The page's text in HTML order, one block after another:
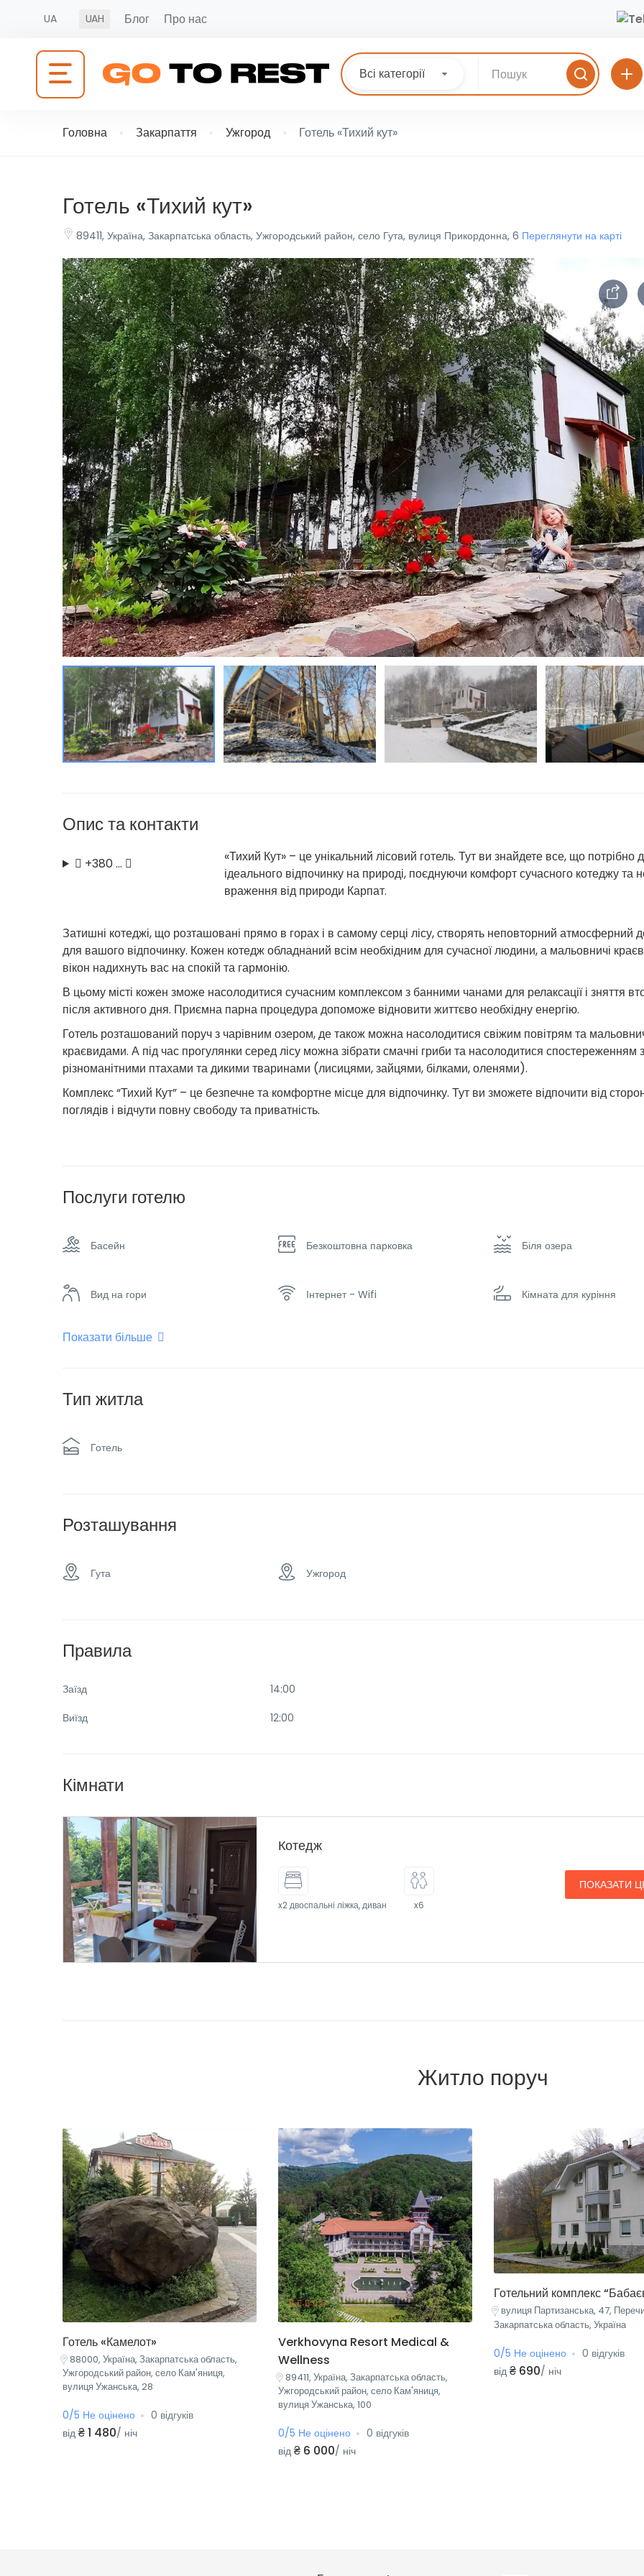
UA UAH Блог Про нас
Всі категорії
Головна Закарпаття Ужгород Готель «Тихий кут»
Готель «Тихий кут»
89411, Україна, Закарпатська область, Ужгородський район, село Гута, вулиця Прикордонна, 6 Переглянути на карті
Опис та контакти
+380 …
«Тихий Кут» – це унікальний лісовий готель. Тут ви знайдете все, що потрібно
ідеального відпочинку на природі, поєднуючи комфорт сучасного котеджу та
враження від природи Карпат.
Затишні котеджі, що розташовані прямо в горах і в самому серці лісу, створять неповторний атмосферний
для вашого відпочинку. Кожен котедж обладнаний всім необхідним для сучасної людини, а мальовничі
вікон надихнуть вас на спокій та гармонію.
В цьому місті кожен зможе насолодитися сучасним комплексом з банними чанами для релаксації і зняття
після активного дня. Приємна парна процедура допоможе відновити життєво необхідну енергію.
Готель розташований поруч з чарівним озером, де також можна насолодитися свіжим повітрям та
краєвидами. А під час прогулянки серед лісу можна зібрати смачні гриби та насолодитися спостереженням
різноманітними птахами та дикими тваринами (лисицями, зайцями, білками, оленями).​​
Комплекс “Тихий Кут” – це безпечне та комфортне місце для відпочинку. Тут ви зможете відпочити від
поглядів і відчути повну свободу та приватність.
Послуги готелю
Басейн Безкоштовна парковка Біля озера
Вид на гори Інтернет - Wifi Кімната для куріння
Кондиціонер
Спа & сауна
Показати більше
Тип житла
Готель
Розташування
Гута Ужгород
Правила
Заїзд
14:00
Виїзд
12:00
Кімнати
Котедж
x2 двоспальні ліжка, диван x6
ПОКАЗАТИ
Житло поруч
Готель «Камелот»
88000, Україна, Закарпатська область,
Ужгородський район, село Кам'яниця,
вулиця Ужанська, 28
0/5 Не оцінено
0 відгуків
від ₴ 1 480/ ніч
Verkhovyna Resort Medical &
Wellness
89411, Україна, Закарпатська область,
Ужгородський район, село Кам'яниця,
вулиця Ужанська, 100
0/5 Не оцінено
0 відгуків
від ₴ 6 000/ ніч
Готельний комплекс
вулиця Партизанська, 47,
Закарпатська область, Україна
0/5 Не оцінено
0 відгуків
від ₴ 690/ ніч